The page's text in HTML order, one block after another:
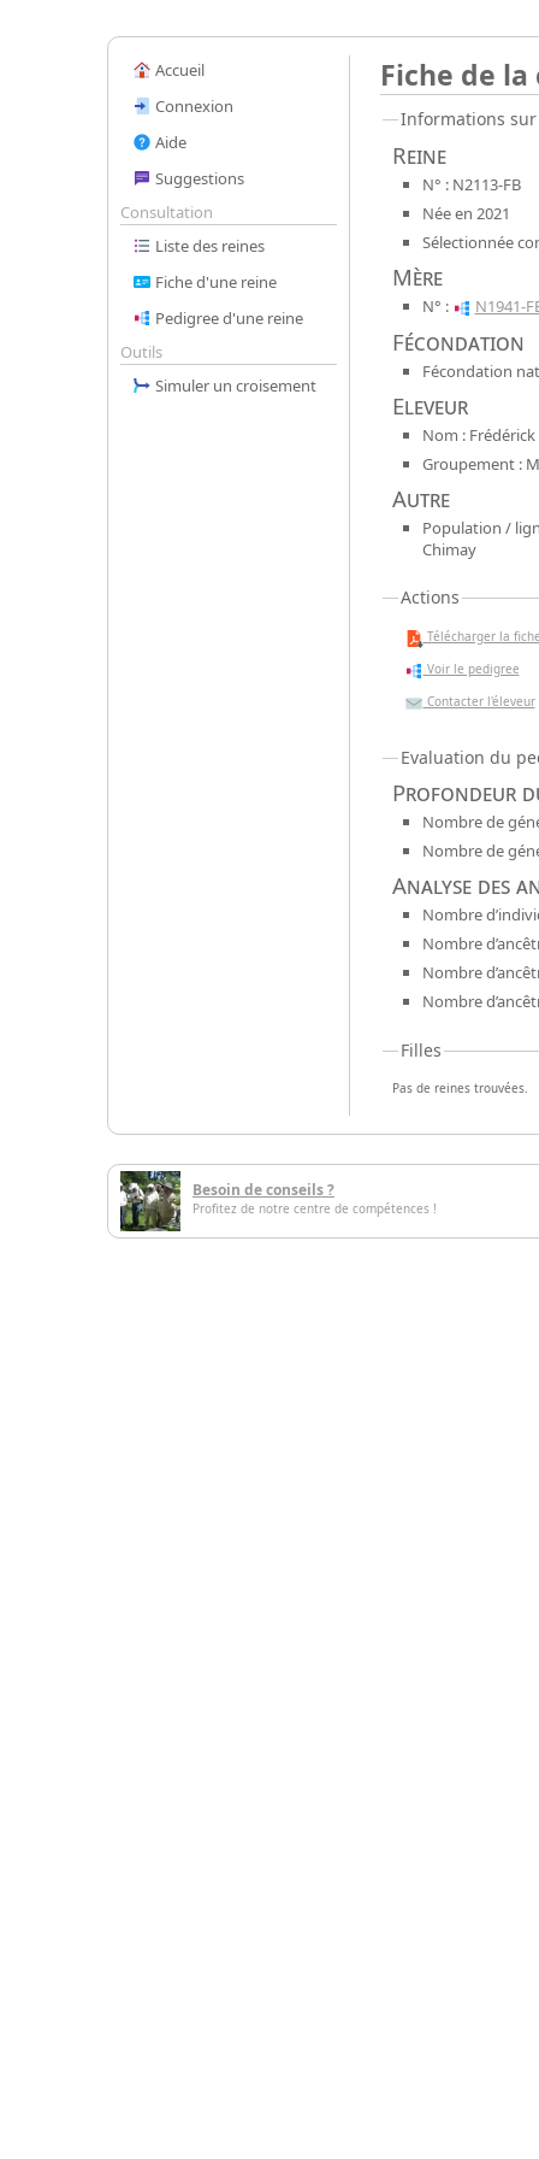
Accueil
Connexion
Aide
Suggestions
Consultation
Liste des reines
Fiche d'une reine
Pedigree d'une reine
Outils
Simuler un croisement
Fiche de la
Informations
Reine
N° : N2113-FB
Née en 2021
Sélectionnée
Mère
N° : N1941-
Fécondation
Fécondation
Eleveur
Nom : Frédérick
Groupement :
Autre
Population /
Chimay
Actions
Télécharger la
Voir le pedigree
Contacter l'éleveur
Evaluation du
Profondeur
Nombre de
Nombre de
Analyse des
Nombre
Nombre
Nombre
Nombre
Filles
Pas de reines trouvées.
Besoin de conseils ?
Profitez de notre centre de compétences !